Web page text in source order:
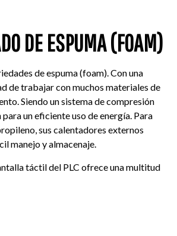
DE ESPUMA (FOAM)
de espuma (foam). Con una
de trabajar con muchos materiales de
Siendo un sistema de compresión
un eficiente uso de energía. Para
sus calentadores externos
manejo y almacenaje.
táctil del PLC ofrece una multitud